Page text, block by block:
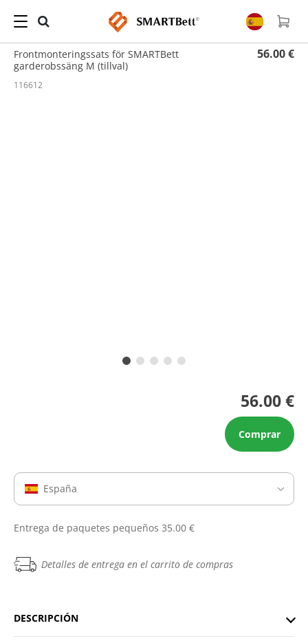
Hogar Kit de montaje / Frontmonteringssats för SMARTBett garderobssäng M (tillval)
Frontmonteringssats för SMARTBett
garderobssäng M (tillval)
56.00 €
116612
56.00 €
Comprar
España
Entrega de paquetes pequeños 35.00 €
Detalles de entrega en el carrito de compras
DESCRIPCIÓN